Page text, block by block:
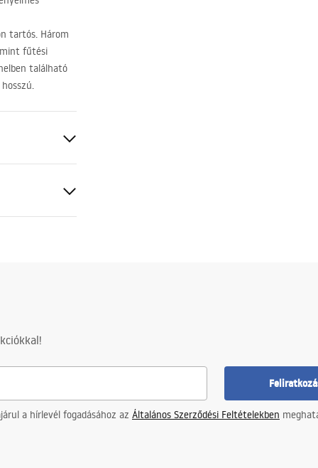
tartós. Három
fűtési
található
a hírlevél fogadásához az Általános Szerződési Feltételekben